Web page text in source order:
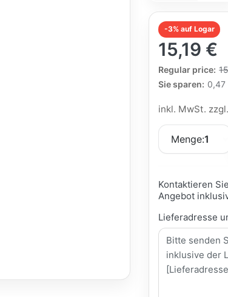
-3% auf Logar
15,19 €
Regular price:
The Regular
Sie sparen: 0,47
inkl. MwSt.
Menge:1
Kontaktieren
Angebot
Lieferadresse